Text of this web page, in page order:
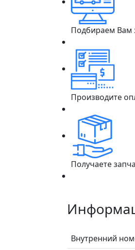
Подбираем Вам
Производите
Получаете
Внутренний